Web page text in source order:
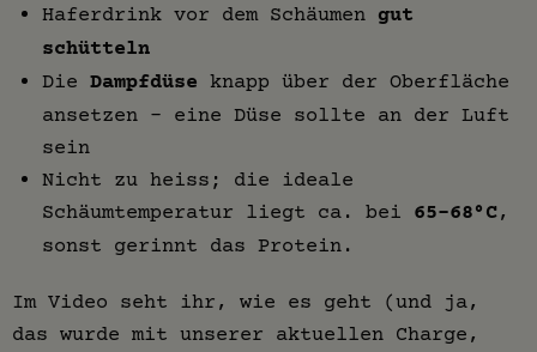
Haferdrink vor dem Schäumen gut
schütteln
Die Dampfdüse knapp über der Oberfläche
ansetzen – eine Düse sollte an der Luft
sein
Nicht zu heiss; die ideale
Schäumtemperatur liegt ca. bei 65-68°C,
sonst gerinnt das Protein.
Im Video seht ihr, wie es geht (und ja,
das wurde mit unserer aktuellen Charge,